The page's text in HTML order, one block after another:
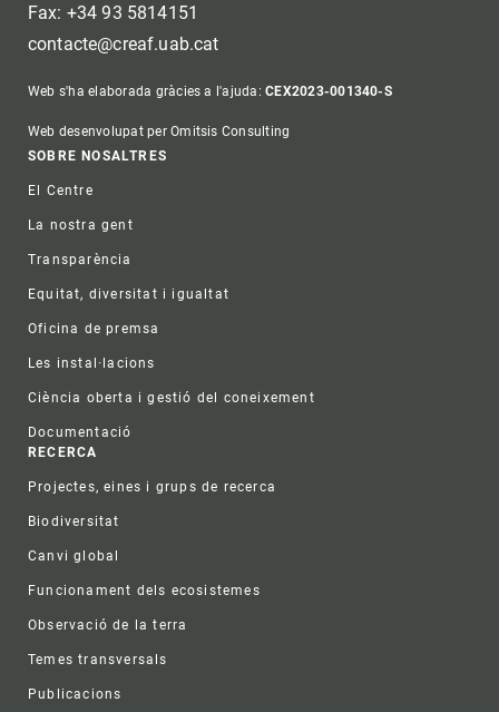
Fax: +34 93 5814151
contacte@creaf.uab.cat
Web s'ha elaborada gràcies a l'ajuda:CEX2023-001340-S
Web desenvolupat per Omitsis Consulting
Footer
SOBRE NOSALTRES
El Centre
La nostra gent
Transparència
Equitat, diversitat i igualtat
Oficina de premsa
Les instal·lacions
Ciència oberta i gestió del coneixement
Documentació
RECERCA
Projectes, eines i grups de recerca
Biodiversitat
Canvi global
Funcionament dels ecosistemes
Observació de la terra
Temes transversals
Publicacions